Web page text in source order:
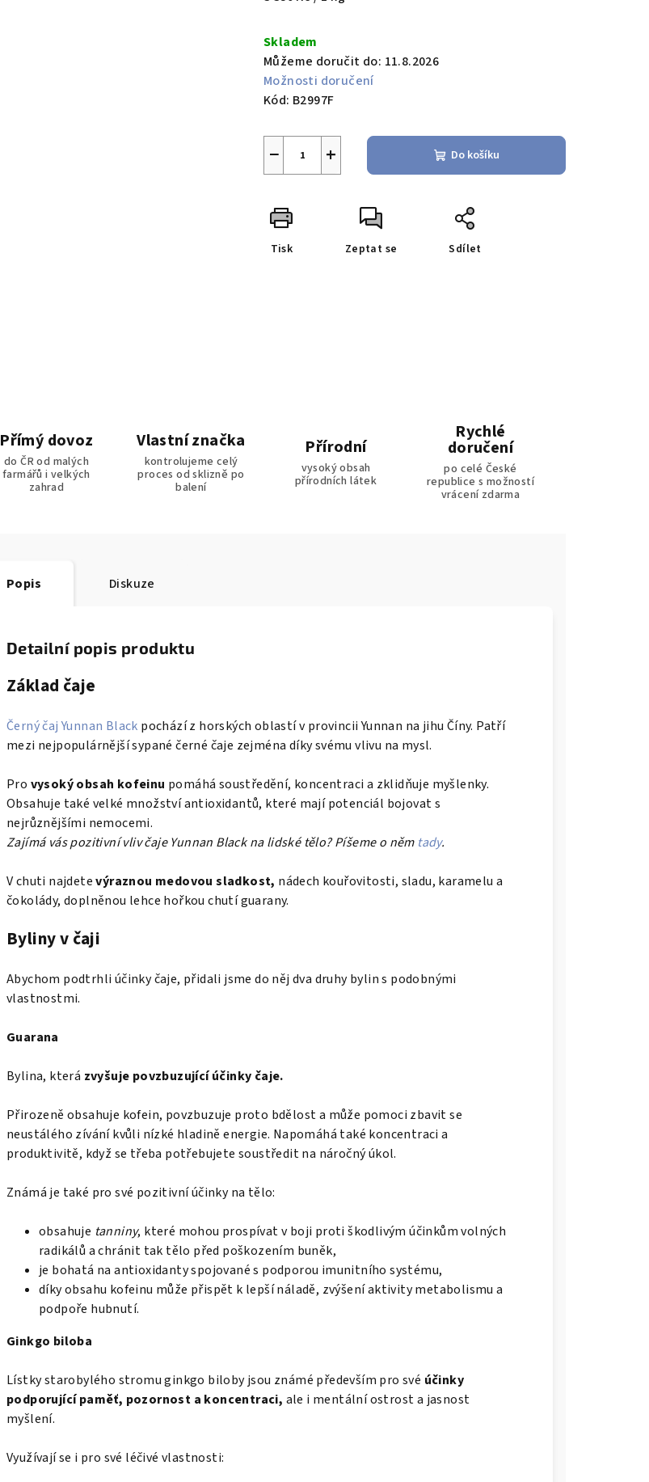
Skladem
Můžeme doručit do: 11.8.2026
Možnosti doručení
Kód: B2997F
+
− Do košíku
Tisk Zeptat se Sdílet
Přímý dovoz
do ČR od malých
farmářů i velkých
zahrad
Vlastní značka
kontrolujeme celý
proces od sklizně po
balení
Přírodní
vysoký obsah
přírodních látek
Rychlé
doručení
po celé České
republice s možností
vrácení zdarma
Popis Diskuze
Detailní popis produktu
Základ čaje
Černý čaj Yunnan Black pochází z horských oblastí v provincii Yunnan na jihu Číny. Patří
mezi nejpopulárnější sypané černé čaje zejména díky svému vlivu na mysl.
Pro vysoký obsah kofeinu pomáhá soustředění, koncentraci a zklidňuje myšlenky.
Obsahuje také velké množství antioxidantů, které mají potenciál bojovat s
nejrůznějšími nemocemi.
Zajímá vás pozitivní vliv čaje Yunnan Black na lidské tělo? Píšeme o něm tady.
V chuti najdetevýraznou medovou sladkost, nádech kouřovitosti, sladu, karamelu a
čokolády, doplněnou lehce hořkou chutí guarany.
Byliny v čaji
Abychom podtrhli účinky čaje, přidali jsme do něj dva druhy bylin s podobnými
vlastnostmi.
Guarana
Bylina, která zvyšuje povzbuzující účinky čaje.
Přirozeně obsahuje kofein, povzbuzuje proto bdělost a může pomoci zbavit se
neustálého zívání kvůli nízké hladině energie. Napomáhá také koncentraci a
produktivitě, když se třeba potřebujete soustředit na náročný úkol.
Známá je také pro své pozitivní účinky na tělo:
obsahuje tanniny, které mohou prospívat v boji proti škodlivým účinkům volných
radikálů a chránit tak tělo před poškozením buněk,
je bohatá na antioxidanty spojované s podporou imunitního systému,
díky obsahu kofeinu může přispět k lepší náladě, zvýšení aktivity metabolismu a
podpoře hubnutí.
Ginkgo biloba
Lístky starobylého stromu ginkgo biloby jsou známé především pro své účinky
podporující paměť, pozornost a koncentraci, ale i mentální ostrost a jasnost
myšlení.
Využívají se i pro své léčivé vlastnosti: